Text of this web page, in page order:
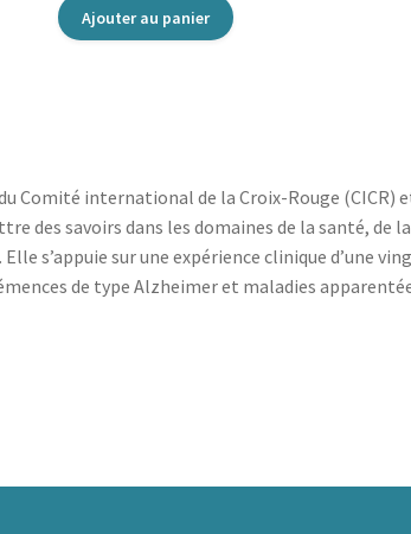
Ajouter au panier
Comité international de la Croix-Rouge
des savoirs dans les domaines de la santé, de
s’appuie sur une expérience clinique d’une
de type Alzheimer et maladies